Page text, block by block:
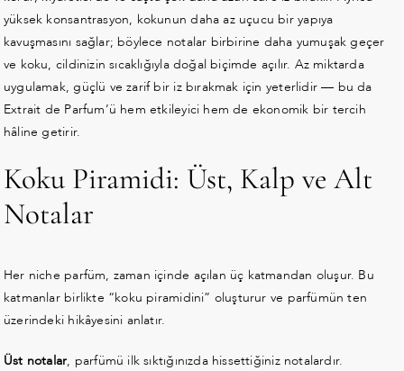
yüksek konsantrasyon, kokunun daha az uçucu bir yapıya
kavuşmasını sağlar; böylece notalar birbirine daha yumuşak geçer
ve koku, cildinizin sıcaklığıyla doğal biçimde açılır. Az miktarda
uygulamak, güçlü ve zarif bir iz bırakmak için yeterlidir — bu da
Extrait de Parfum’ü hem etkileyici hem de ekonomik bir tercih
hâline getirir.
Koku Piramidi: Üst, Kalp ve Alt
Notalar
Her niche parfüm, zaman içinde açılan üç katmandan oluşur. Bu
katmanlar birlikte “koku piramidini” oluşturur ve parfümün ten
üzerindeki hikâyesini anlatır.
Üst notalar, parfümü ilk sıktığınızda hissettiğiniz notalardır.